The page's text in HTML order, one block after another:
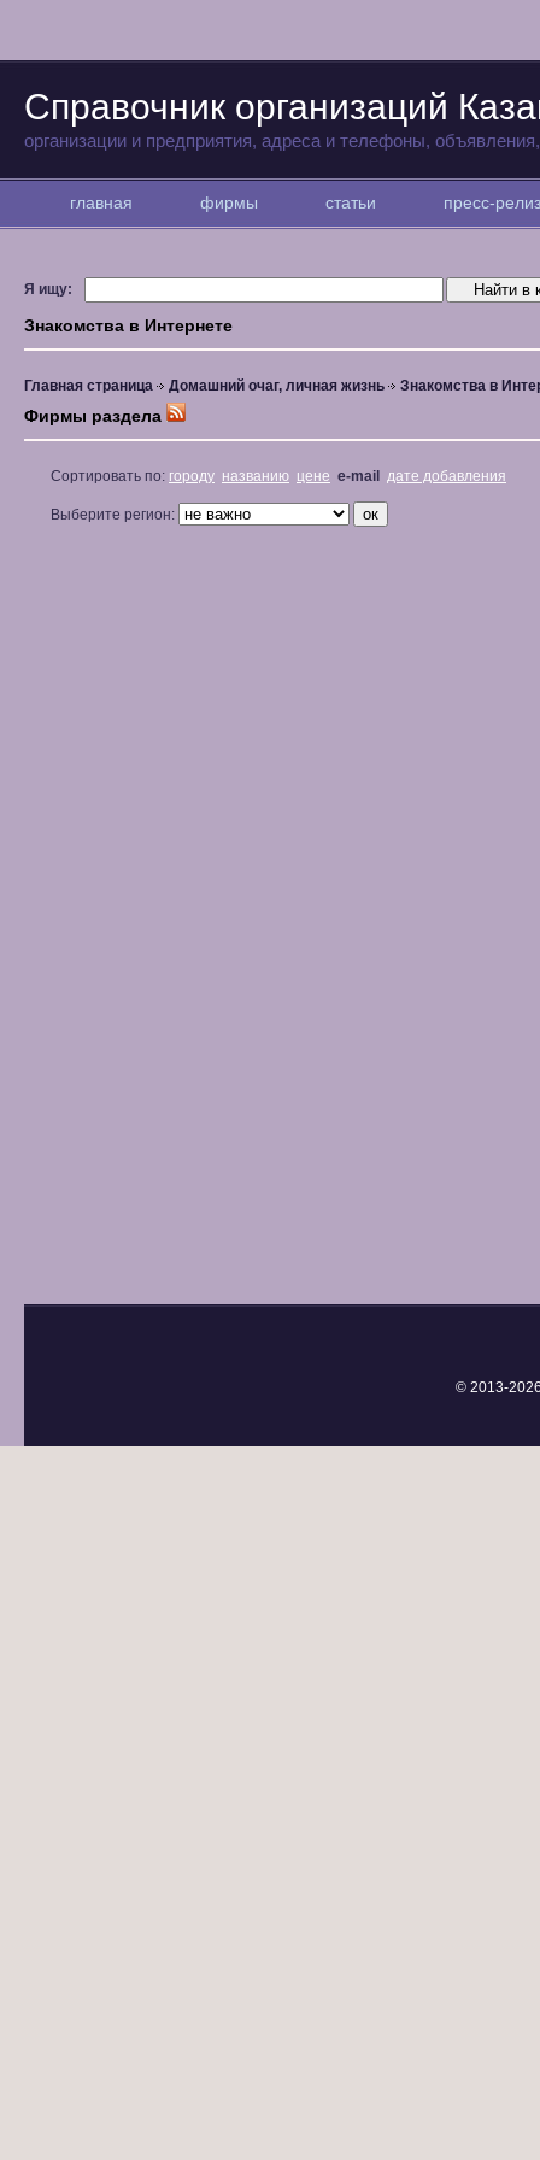
Справочник организаций
организации и предприятия, адреса и телефоны,
главная фирмы статьи пресс-
Я ищу:
Знакомства в Интернете
Главная страница Домашний очаг, личная жизнь Знакомства в
Фирмы раздела
Сортировать по: городу названию цене e-mail дате добавления
Выберите регион:
© 2013-